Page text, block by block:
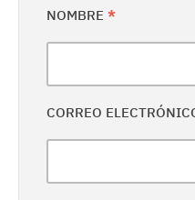
NOMBRE *
CORREO